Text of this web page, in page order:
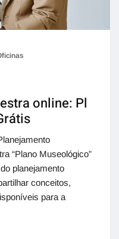
online: Pl
“Plano Museológico”
planejamento
conceitos,
para a